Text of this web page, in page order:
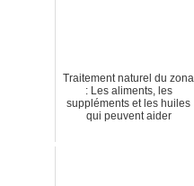
Traitement naturel du zona
: Les aliments, les
suppléments et les huiles
qui peuvent aider